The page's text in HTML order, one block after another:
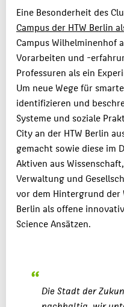
Eine Besonderheit des
Campus der HTW Berlin
Campus Wilhelminenhof
Vorarbeiten und -
Professuren als ein
Um neue Wege für
identifizieren und
Systeme und soziale
City an der HTW Berlin
gemacht sowie diese im
Aktiven aus
Verwaltung und
vor dem Hintergrund der
Berlin als offene
Science Ansätzen.
Die Stadt der